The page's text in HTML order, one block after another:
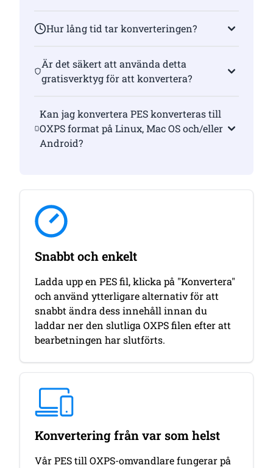
Hur lång tid tar konverteringen?
Är det säkert att använda detta
gratisverktyg för att konvertera?
Kan jag konvertera PES konverteras till
OXPS format på Linux, Mac OS och/eller
Android?
Snabbt och enkelt
Ladda upp en PES fil, klicka på "Konvertera"
och använd ytterligare alternativ för att
snabbt ändra dess innehåll innan du
laddar ner den slutliga OXPS filen efter att
bearbetningen har slutförts.
Konvertering från var som helst
Vår PES till OXPS-omvandlare fungerar på